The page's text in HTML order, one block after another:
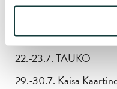
8.-9.7. Josefin Kavén,
15.-16.7. Josefin Kavén,
22.-23.7. TAUKO
29.-30.7. Kaisa